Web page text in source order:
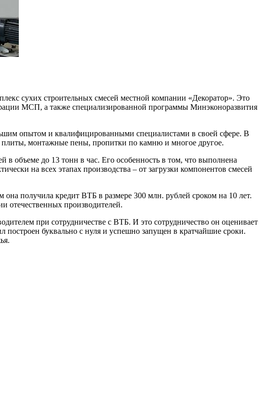
сухих строительных смесей местной компании «Декоратор». Это
МСП, а также специализированной программы Минэконоразвития
опытом и квалифицированными специалистами в своей сфере. В
плиты, монтажные пены, пропитки по камню и многое другое.
в объеме до 13 тонн в час. Его особенность в том, что выполнена
на всех этапах производства – от загрузки компонентов смесей
получила кредит ВТБ в размере 300 млн. рублей сроком на 10 лет.
отечественных производителей.
при сотрудничестве с ВТБ. И это сотрудничество он оценивает
буквально с нуля и успешно запущен в кратчайшие сроки.